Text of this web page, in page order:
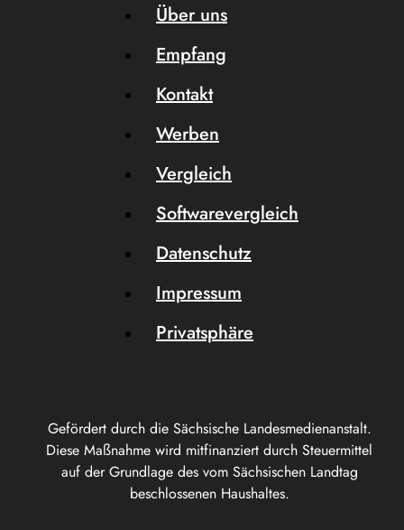
Gefördert durch die Sächsische Landesmedienanstalt.
Diese Maßnahme wird mitfinanziert durch Steuermittel
auf der Grundlage des vom Sächsischen Landtag
beschlossenen Haushaltes.
Über uns
Empfang
Kontakt
Werben
Vergleich
Softwarevergleich
Datenschutz
Impressum
Privatsphäre